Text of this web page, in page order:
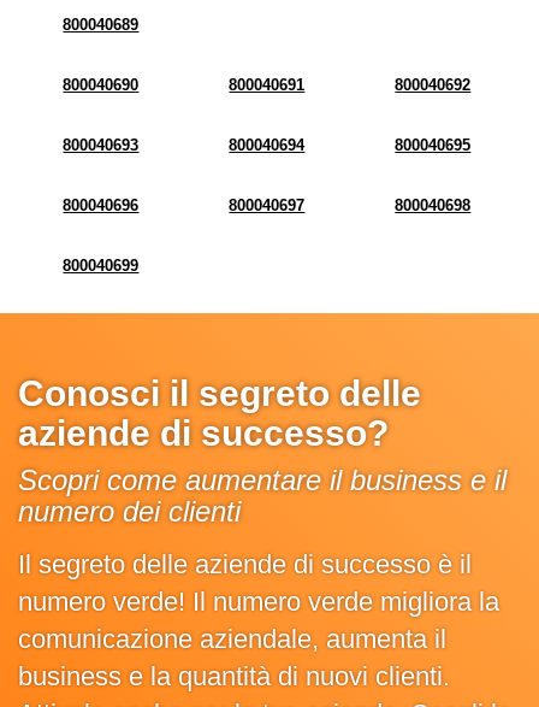
800040689
800040690 800040691 800040692
800040693 800040694 800040695
800040696 800040697 800040698
800040699
Conosci il segreto delle
aziende di successo?
Scopri come aumentare il business e il
numero dei clienti
Il segreto delle aziende di successo è il
numero verde! Il numero verde migliora la
comunicazione aziendale, aumenta il
business e la quantità di nuovi clienti.